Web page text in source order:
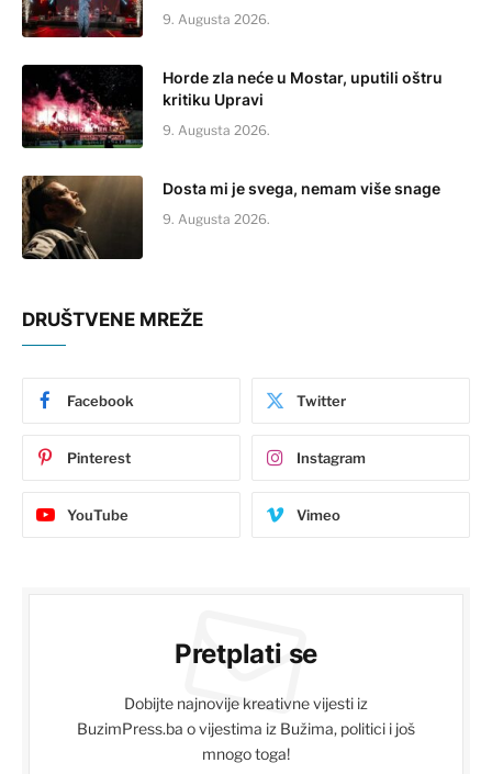
9. Augusta 2026.
Horde zla neće u Mostar, uputili oštru
kritiku Upravi
9. Augusta 2026.
Dosta mi je svega, nemam više snage
9. Augusta 2026.
DRUŠTVENE MREŽE
Facebook Twitter
Pinterest Instagram
YouTube Vimeo
Pretplati se
Dobijte najnovije kreativne vijesti iz
BuzimPress.ba o vijestima iz Bužima, politici i još
mnogo toga!